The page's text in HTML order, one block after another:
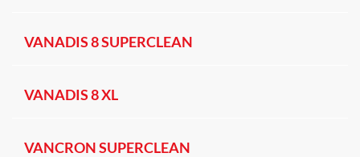
VANADIS 8 SUPERCLEAN
VANADIS 8 XL
VANCRON SUPERCLEAN